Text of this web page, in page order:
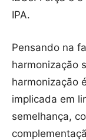
IPA.
Pensando na
harmonização
harmonização
implicada em
semelhança,